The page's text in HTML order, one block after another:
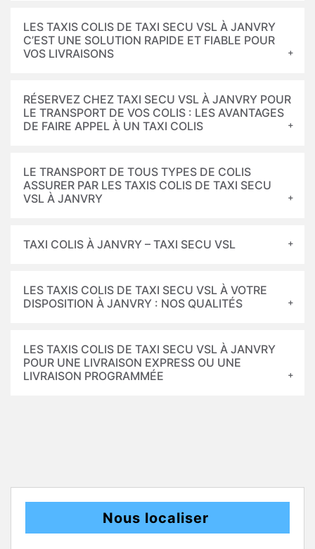
LES TAXIS COLIS DE TAXI SECU VSL À JANVRY
C’EST UNE SOLUTION RAPIDE ET FIABLE POUR
VOS LIVRAISONS
RÉSERVEZ CHEZ TAXI SECU VSL À JANVRY POUR
LE TRANSPORT DE VOS COLIS : LES AVANTAGES
DE FAIRE APPEL À UN TAXI COLIS
LE TRANSPORT DE TOUS TYPES DE COLIS
ASSURER PAR LES TAXIS COLIS DE TAXI SECU
VSL À JANVRY
TAXI COLIS À JANVRY – TAXI SECU VSL
LES TAXIS COLIS DE TAXI SECU VSL À VOTRE
DISPOSITION À JANVRY : NOS QUALITÉS
LES TAXIS COLIS DE TAXI SECU VSL À JANVRY
POUR UNE LIVRAISON EXPRESS OU UNE
LIVRAISON PROGRAMMÉE
Nous localiser